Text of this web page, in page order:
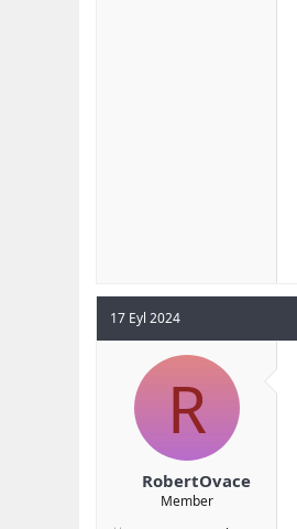
17 Eyl 2024
R
RobertOvace
Member